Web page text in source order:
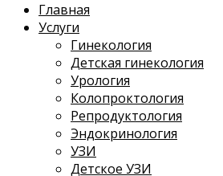
Главная
Услуги
Гинекология
Детская гинекология
Урология
Колопроктология
Репродуктология
Эндокринология
УЗИ
Детское УЗИ